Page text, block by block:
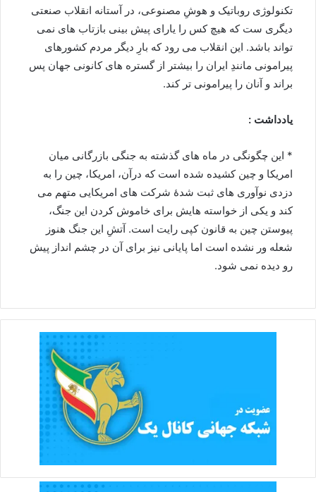
تکنولوژی روباتیک و هوشِ مصنوعی، در آستانه انقلاب صنعتی
دیگری ست که هیچ کس را یارای پیش بینی بازتاب های نمی
تواند باشد. این انقلاب می رود که بارِ دیگر مردم کشورهای
پیرامونی مانندِ ایران را بیشتر از گستره های کانونی جهان پس
براند و آنان را پیرامونی تر کند.
یادداشت :
* این چگونگی در ماه های گذشته به جنگی بازرگانی میان
امریکا و چین کشیده شده است که درآن، امریکا، چین را به
دزدی نوآوری های ثبت شدۀ شرکت های امریکایی متهم می
کند و یکی از خواسته هایش برای خاموش کردن این جنگ،
پیوستن چین به قانون کپی رایت است. آتشِ این جنگ هنوز
شعله ور نشده است اما پایانی نیز برای آن در چشم انداز پیش
رو دیده نمی شود.